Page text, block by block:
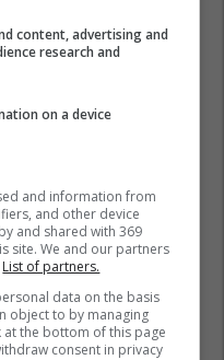
content, advertising and
research and
on a device
and information from
and other device
and shared with 369
site. We and our partners
List of partners.
data on the basis
object to by managing
the bottom of this page
consent in privacy